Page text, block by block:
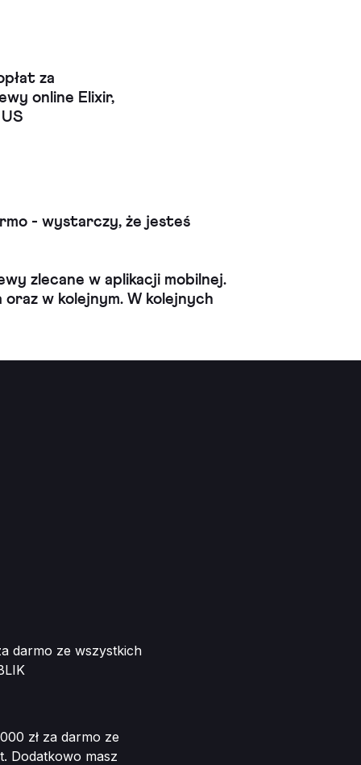
za
online Elixir,
- wystarczy, że jesteś
zlecane w aplikacji mobilnej.
w kolejnym. W kolejnych
darmo ze wszystkich
zł za darmo ze
Dodatkowo masz